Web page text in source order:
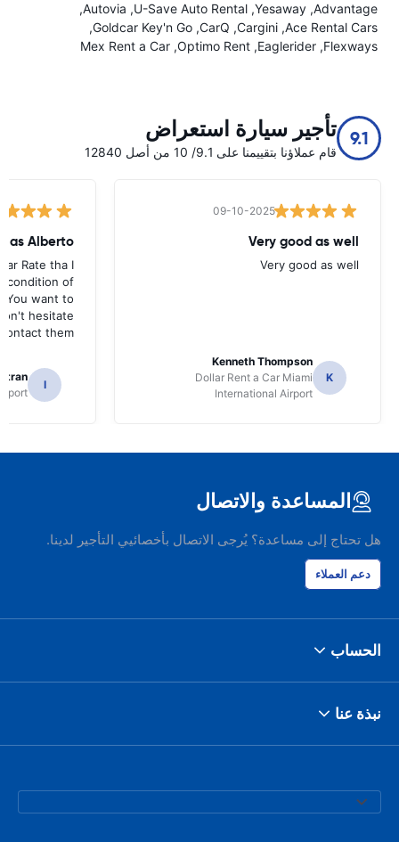
Advantage
Yesaway
U-Save Auto Rental
Autovia
Ace Rental Cars
Cargini
CarQ
Goldcar Key'n Go
Flexways
Eaglerider
Optimo Rent
Mex Rent a Car
9.1 تأجير سيارة استعراض
قام عملاؤنا بتقييمنا على 9.1/ 10 من أصل 12840
09-10-2025
Very good as well
Very good as well
K
Kenneth Thompson
Dollar Rent a Car Miami
International Airport
Alberto
Rate tha I
condition of
You want to
hesitate
them
I
المساعدة والاتصال
هل تحتاج إلى مساعدة؟ يُرجى الاتصال بأخصائيي التأجير لدينا.
دعم العملاء
الحساب
نبذة عنا